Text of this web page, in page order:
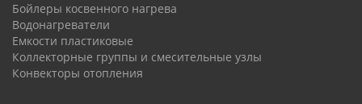
Бойлеры косвенного нагрева
Водонагреватели
Емкости пластиковые
Коллекторные группы и смесительные узлы
Конвекторы отопления